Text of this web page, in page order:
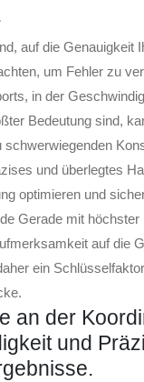
auf die Genauigkeit
um Fehler zu
in der
Bedeutung sind,
schwerwiegenden
und überlegtes
optimieren und
Gerade mit höchster
auf die
ein
an der
und